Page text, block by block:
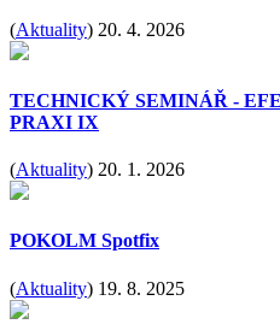
(Aktuality) 20. 4. 2026
TECHNICKÝ SEMINÁŘ -
PRAXI IX
(Aktuality) 20. 1. 2026
POKOLM Spotfix
(Aktuality) 19. 8. 2025